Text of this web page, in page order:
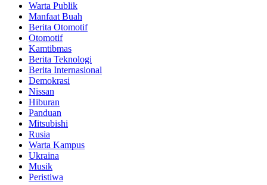
Warta Publik
Manfaat Buah
Berita Otomotif
Otomotif
Kamtibmas
Berita Teknologi
Berita Internasional
Demokrasi
Nissan
Hiburan
Panduan
Mitsubishi
Rusia
Warta Kampus
Ukraina
Musik
Peristiwa